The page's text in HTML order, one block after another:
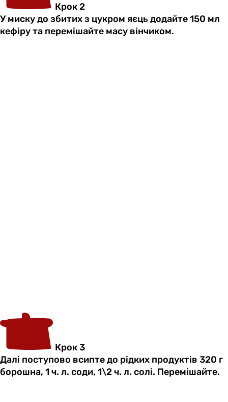
Крок 2
У миску до збитих з цукром яєць додайте 150 мл
кефіру та перемішайте масу вінчиком.
Крок 3
Далі поступово всипте до рідких продуктів 320 г
борошна, 1 ч. л. соди, 1\2 ч. л. солі. Перемішайте.